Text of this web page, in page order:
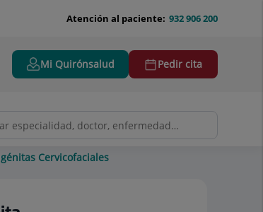
932 906 200
Atención al paciente:
Mi Quirónsalud Pedir cita
Cervicofaciales